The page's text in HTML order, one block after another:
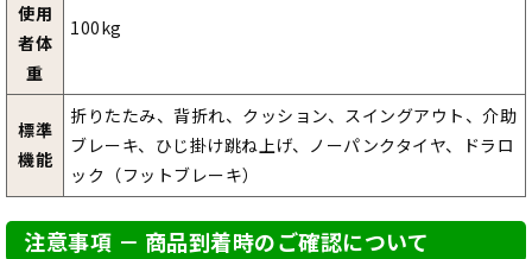
使用
者体
重
100kg
標準
機能
折りたたみ、背折れ、クッション、スイングアウト、介助
ブレーキ、ひじ掛け跳ね上げ、ノーパンクタイヤ、ドラロ
ック（フットブレーキ）
注意事項 － 商品到着時のご確認について